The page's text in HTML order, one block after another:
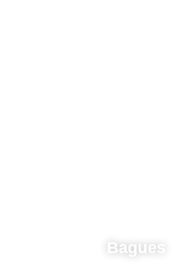
Bagues